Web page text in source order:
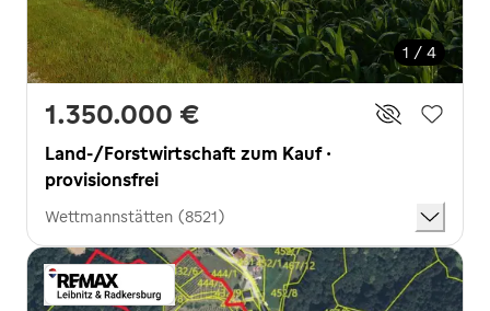
1 / 4
1.350.000 €
Land-/Forstwirtschaft zum Kauf ·
provisionsfrei
Wettmannstätten (8521)